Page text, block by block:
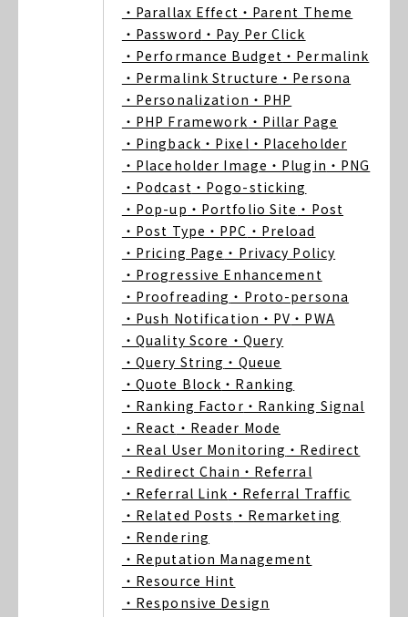
・Parallax Effect ・Parent Theme
・Password ・Pay Per Click
・Performance Budget ・Permalink
・Permalink Structure ・Persona
・Personalization ・PHP
・PHP Framework ・Pillar Page
・Pingback ・Pixel ・Placeholder
・Placeholder Image ・Plugin ・PNG
・Podcast ・Pogo-sticking
・Pop-up ・Portfolio Site ・Post
・Post Type ・PPC ・Preload
・Pricing Page ・Privacy Policy
・Progressive Enhancement
・Proofreading ・Proto-persona
・Push Notification ・PV ・PWA
・Quality Score ・Query
・Query String ・Queue
・Quote Block ・Ranking
・Ranking Factor ・Ranking Signal
・React ・Reader Mode
・Real User Monitoring ・Redirect
・Redirect Chain ・Referral
・Referral Link ・Referral Traffic
・Related Posts ・Remarketing
・Rendering
・Reputation Management
・Resource Hint
・Responsive Design